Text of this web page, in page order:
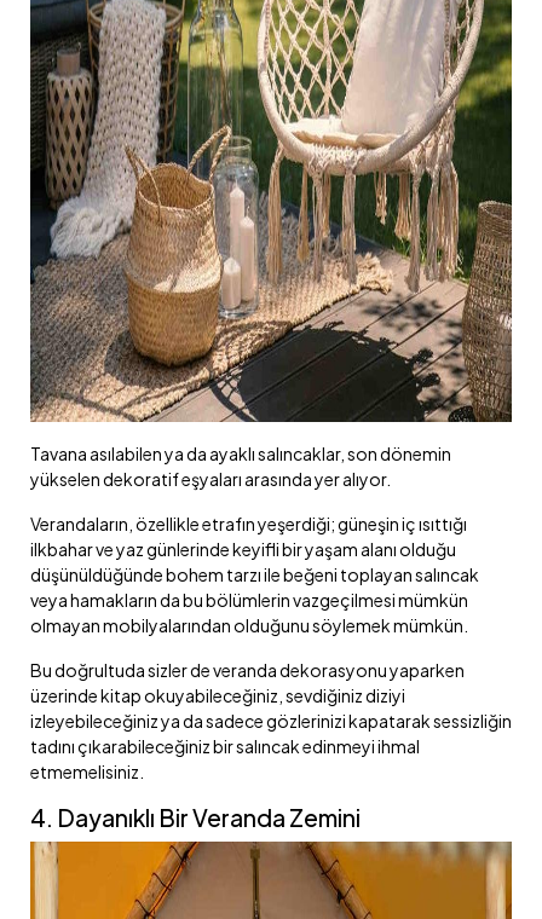
Tavana asılabilen ya da ayaklı salıncaklar, son dönemin
yükselen dekoratif eşyaları arasında yer alıyor.
Verandaların, özellikle etrafın yeşerdiği; güneşin iç ısıttığı
ilkbahar ve yaz günlerinde keyifli bir yaşam alanı olduğu
düşünüldüğünde bohem tarzı ile beğeni toplayan salıncak
veya hamakların da bu bölümlerin vazgeçilmesi mümkün
olmayan mobilyalarından olduğunu söylemek mümkün.
Bu doğrultuda sizler de veranda dekorasyonu yaparken
üzerinde kitap okuyabileceğiniz, sevdiğiniz diziyi
izleyebileceğiniz ya da sadece gözlerinizi kapatarak sessizliğin
tadını çıkarabileceğiniz bir salıncak edinmeyi ihmal
etmemelisiniz.
4. Dayanıklı Bir Veranda Zemini